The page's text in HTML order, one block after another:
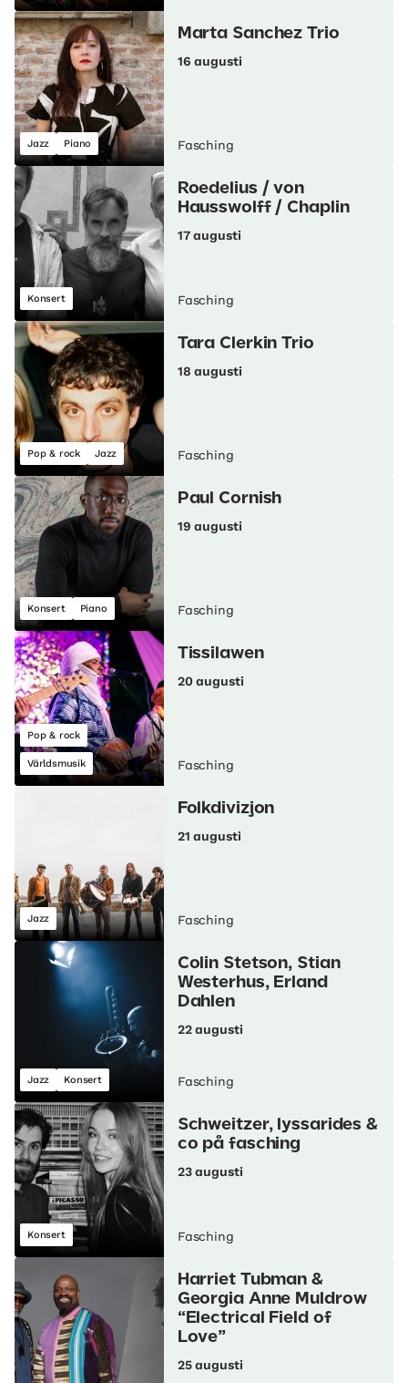
Jazz Piano
Marta Sanchez Trio
16 augusti
Fasching
Konsert
Roedelius / von
Hausswolff / Chaplin
17 augusti
Fasching
Pop & rock Jazz
Tara Clerkin Trio
18 augusti
Fasching
Konsert Piano
Paul Cornish
19 augusti
Fasching
Pop & rock
Världsmusik
Tissilawen
20 augusti
Fasching
Jazz
Folkdivizjon
21 augusti
Fasching
Jazz Konsert
Colin Stetson, Stian
Westerhus, Erland
Dahlen
22 augusti
Fasching
Konsert
Schweitzer, lyssarides &
co på fasching
23 augusti
Fasching
Harriet Tubman &
Georgia Anne Muldrow
“Electrical Field of
Love”
25 augusti